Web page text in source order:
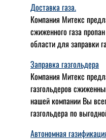
Доставка газа.
Компания Митекс
сжиженного газа
области для заправки
Заправка газгольдера
Компания Митекс
газгольдеров
нашей компании Вы
газгольдера по
Автономная